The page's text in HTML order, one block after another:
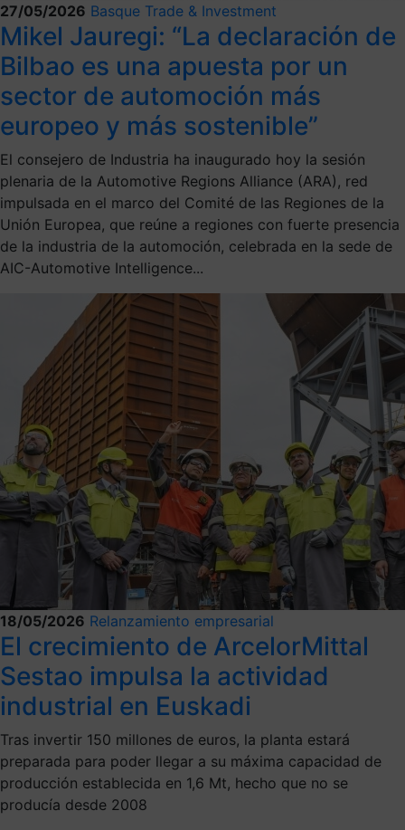
27/05/2026 Basque Trade & Investment
Mikel Jauregi: “La declaración de
Bilbao es una apuesta por un
sector de automoción más
europeo y más sostenible”
El consejero de Industria ha inaugurado hoy la sesión
plenaria de la Automotive Regions Alliance (ARA), red
impulsada en el marco del Comité de las Regiones de la
Unión Europea, que reúne a regiones con fuerte presencia
de la industria de la automoción, celebrada en la sede de
AIC-Automotive Intelligence...
18/05/2026 Relanzamiento empresarial
El crecimiento de ArcelorMittal
Sestao impulsa la actividad
industrial en Euskadi
Tras invertir 150 millones de euros, la planta estará
preparada para poder llegar a su máxima capacidad de
producción establecida en 1,6 Mt, hecho que no se
producía desde 2008